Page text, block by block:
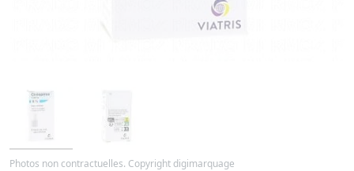
Photos non contractuelles. Copyright digimarquage